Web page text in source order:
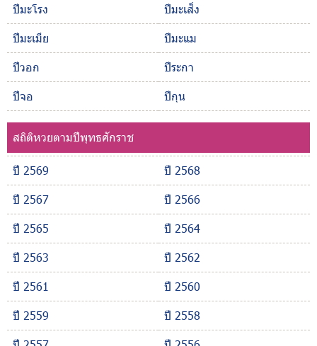
ปีมะโรง
ปีมะเส็ง
ปีมะเมีย
ปีมะแม
ปีวอก
ปีระกา
ปีจอ
ปีกุน
สถิติหวยตามปีพุทธศักราช
ปี 2569
ปี 2568
ปี 2567
ปี 2566
ปี 2565
ปี 2564
ปี 2563
ปี 2562
ปี 2561
ปี 2560
ปี 2559
ปี 2558